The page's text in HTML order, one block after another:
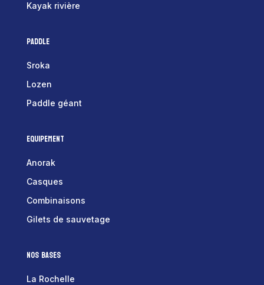
Kayak rivière
Paddle
Sroka
Lozen
Paddle géant
Equipement
Anorak
Casques
Combinaisons
Gilets de sauvetage
Nos bases
La Rochelle